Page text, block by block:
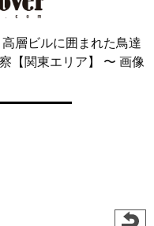
層ビルに囲まれた鳥達
【関東エリア】 〜 画像